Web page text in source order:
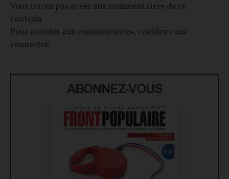
Vous n'avez pas accès aux commentaires de ce
contenu.
Pour accéder aux commentaires, veuillez vous
connecter.
ABONNEZ-VOUS